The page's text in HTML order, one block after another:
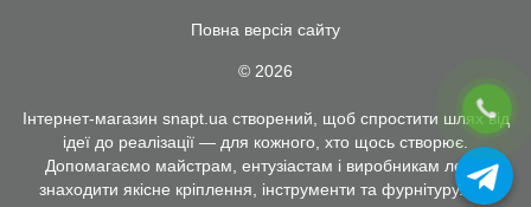
Повна версія сайту
© 2026
Інтернет-магазин snapt.ua створений, щоб спростити шлях від
ідеї до реалізації — для кожного, хто щось створює.
Допомагаємо майстрам, ентузіастам і виробникам легко
знаходити якісне кріплення, інструменти та фурнітуру. Ми